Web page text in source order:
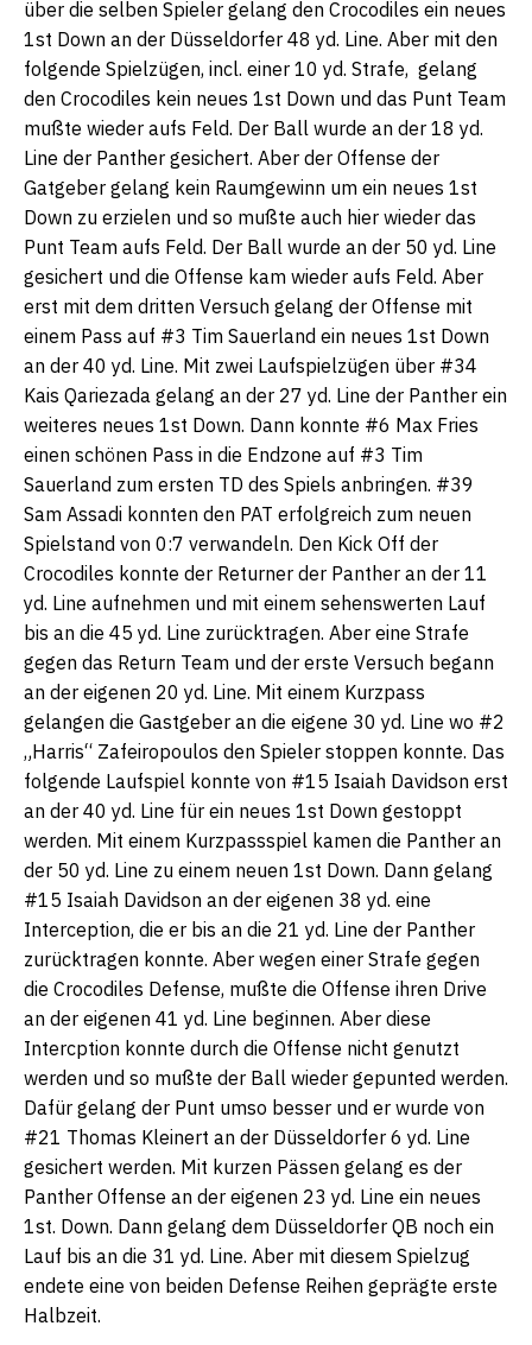
über die selben Spieler gelang den Crocodiles ein neues
1st Down an der Düsseldorfer 48 yd. Line. Aber mit den
folgende Spielzügen, incl. einer 10 yd. Strafe, gelang
den Crocodiles kein neues 1st Down und das Punt Team
mußte wieder aufs Feld. Der Ball wurde an der 18 yd.
Line der Panther gesichert. Aber der Offense der
Gatgeber gelang kein Raumgewinn um ein neues 1st
Down zu erzielen und so mußte auch hier wieder das
Punt Team aufs Feld. Der Ball wurde an der 50 yd. Line
gesichert und die Offense kam wieder aufs Feld. Aber
erst mit dem dritten Versuch gelang der Offense mit
einem Pass auf #3 Tim Sauerland ein neues 1st Down
an der 40 yd. Line. Mit zwei Laufspielzügen über #34
Kais Qariezada gelang an der 27 yd. Line der Panther ein
weiteres neues 1st Down. Dann konnte #6 Max Fries
einen schönen Pass in die Endzone auf #3 Tim
Sauerland zum ersten TD des Spiels anbringen. #39
Sam Assadi konnten den PAT erfolgreich zum neuen
Spielstand von 0:7 verwandeln. Den Kick Off der
Crocodiles konnte der Returner der Panther an der 11
yd. Line aufnehmen und mit einem sehenswerten Lauf
bis an die 45 yd. Line zurücktragen. Aber eine Strafe
gegen das Return Team und der erste Versuch begann
an der eigenen 20 yd. Line. Mit einem Kurzpass
gelangen die Gastgeber an die eigene 30 yd. Line wo #2
„Harris“ Zafeiropoulos den Spieler stoppen konnte. Das
folgende Laufspiel konnte von #15 Isaiah Davidson erst
an der 40 yd. Line für ein neues 1st Down gestoppt
werden. Mit einem Kurzpassspiel kamen die Panther an
der 50 yd. Line zu einem neuen 1st Down. Dann gelang
#15 Isaiah Davidson an der eigenen 38 yd. eine
Interception, die er bis an die 21 yd. Line der Panther
zurücktragen konnte. Aber wegen einer Strafe gegen
die Crocodiles Defense, mußte die Offense ihren Drive
an der eigenen 41 yd. Line beginnen. Aber diese
Intercption konnte durch die Offense nicht genutzt
werden und so mußte der Ball wieder gepunted werden.
Dafür gelang der Punt umso besser und er wurde von
#21 Thomas Kleinert an der Düsseldorfer 6 yd. Line
gesichert werden. Mit kurzen Pässen gelang es der
Panther Offense an der eigenen 23 yd. Line ein neues
1st. Down. Dann gelang dem Düsseldorfer QB noch ein
Lauf bis an die 31 yd. Line. Aber mit diesem Spielzug
endete eine von beiden Defense Reihen geprägte erste
Halbzeit.